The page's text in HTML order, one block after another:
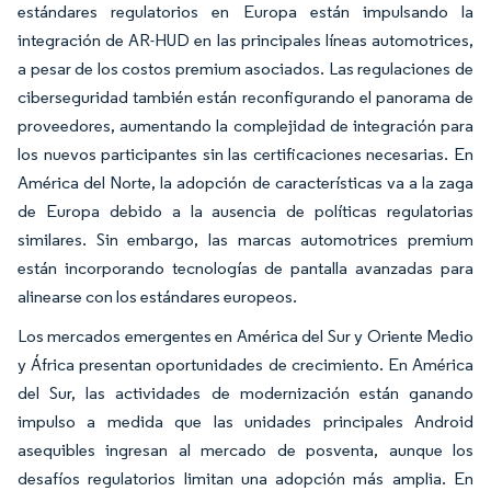
estándares regulatorios en Europa están impulsando la
integración de AR-HUD en las principales líneas automotrices,
a pesar de los costos premium asociados. Las regulaciones de
ciberseguridad también están reconfigurando el panorama de
proveedores, aumentando la complejidad de integración para
los nuevos participantes sin las certificaciones necesarias. En
América del Norte, la adopción de características va a la zaga
de Europa debido a la ausencia de políticas regulatorias
similares. Sin embargo, las marcas automotrices premium
están incorporando tecnologías de pantalla avanzadas para
alinearse con los estándares europeos.
Los mercados emergentes en América del Sur y Oriente Medio
y África presentan oportunidades de crecimiento. En América
del Sur, las actividades de modernización están ganando
impulso a medida que las unidades principales Android
asequibles ingresan al mercado de posventa, aunque los
desafíos regulatorios limitan una adopción más amplia. En